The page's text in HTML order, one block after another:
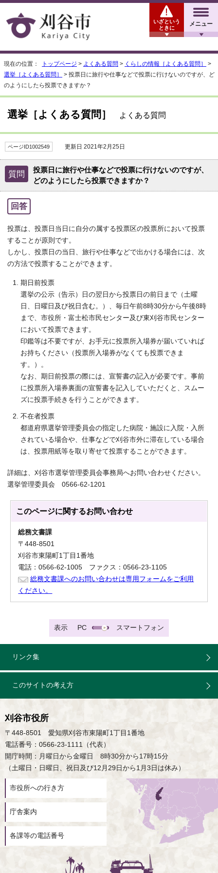
メニュー
いざという
ときに
現在の位置： トップページ > よくある質問 > くらしの情報［よくある質問］
>
選挙［よくある質問］
> 投票日に旅行や仕事などで投票に行けないのですが、ど
のようにしたら投票できますか？
選挙［よくある質問］ よくある質問
ページID1002549 更新日 2021年2月25日
質問
投票日に旅行や仕事などで投票に行けないのですが、
どのようにしたら投票できますか？
回答
投票は、投票日当日に自分の属する投票区の投票所において投票
することが原則です。
しかし、投票日の当日、旅行や仕事などで出かける場合には、次
の方法で投票することができます。
期日前投票
選挙の公示（告示）日の翌日から投票日の前日まで（土曜
日、日曜日及び祝日含む。）、毎日午前8時30分から午後8時
まで、市役所・富士松市民センター及び東刈谷市民センター
において投票できます。
印鑑等は不要ですが、お手元に投票所入場券が届いていれば
お持ちください（投票所入場券がなくても投票できま
す。）。
なお、期日前投票の際には、宣誓書の記入が必要です。事前
に投票所入場券裏面の宣誓書を記入していただくと、スムー
ズに投票手続きを行うことができます。
不在者投票
都道府県選挙管理委員会の指定した病院・施設に入院・入所
されている場合や、仕事などで刈谷市外に滞在している場合
は、投票用紙等を取り寄せて投票することができます。
詳細は、刈谷市選挙管理委員会事務局へお問い合わせください。
選挙管理委員会 0566-62-1201
このページに関するお問い合わせ
総務文書課
〒448-8501
刈谷市東陽町1丁目1番地
電話：0566-62-1005 ファクス：0566-23-1105
総務文書課へのお問い合わせは専用フォームをご利用
ください。
表示 PC スマートフォン
リンク集
このサイトの考え方
刈谷市役所
〒448-8501 愛知県刈谷市東陽町1丁目1番地
電話番号：0566-23-1111（代表）
開庁時間：月曜日から金曜日 8時30分から17時15分
（土曜日・日曜日、祝日及び12月29日から1月3日は休み）
市役所への行き方
庁舎案内
各課等の電話番号